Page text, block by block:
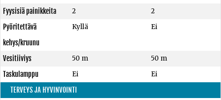
Fyysisiä painikkeita
2
2
Pyöritettävä
kehys/kruunu
Kyllä Ei
Vesitiiviys 50 m
50 m
Taskulamppu
Ei
Ei
TERVEYS JA HYVINVOINTI